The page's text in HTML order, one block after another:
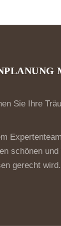
Sie Ihre
schönen
gerecht wird.